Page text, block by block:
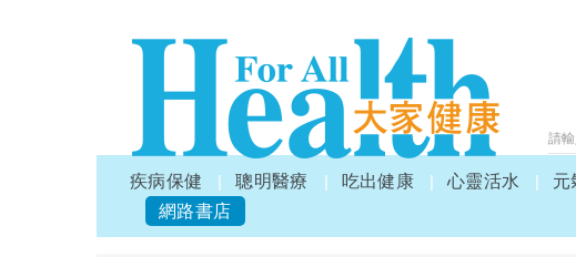
疾病保健 聰明醫療 吃出健康 心靈活水 元
網路書店